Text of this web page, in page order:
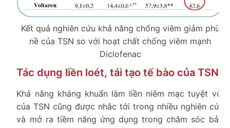
Kết quả nghiên cứu khả năng chống viêm giảm phù
nề của TSN so với hoạt chất chống viêm mạnh
Diclofenac
Tác dụng liền loét, tái tạo tế bào của TSN
Khả năng kháng khuẩn làm liền niêm mạc tuyệt vời
của TSN cũng được nhắc tới trong nhiều nghiên cứu
và mở ra tiềm năng ứng dụng trong chăm sóc bảo